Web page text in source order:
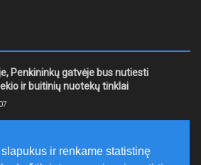
Penkininkų gatvėje bus nutiesti
ir buitinių nuotekų tinklai
karines pratybas
ir renkame statistinę